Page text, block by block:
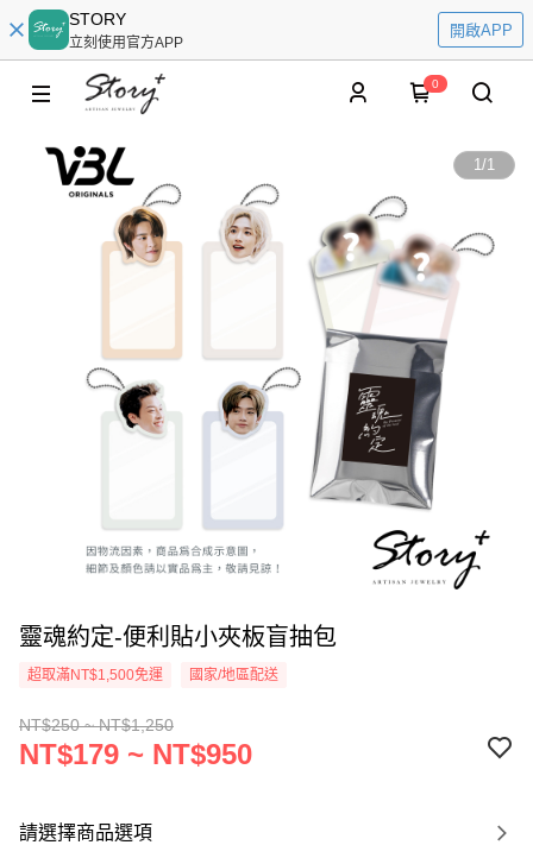
STORY
立刻使用官方APP
開啟APP
0
1/1
靈魂約定-便利貼小夾板盲抽包
超取滿NT$1,500免運 國家/地區配送
NT$250 ~ NT$1,250
NT$179 ~ NT$950
請選擇商品選項